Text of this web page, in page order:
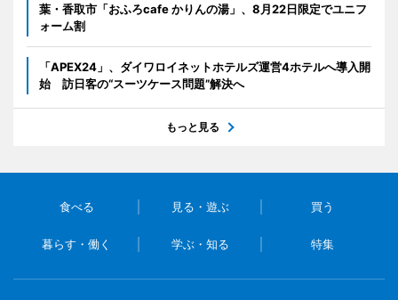
葉・香取市「おふろcafe かりんの湯」、8月22日限定でユニフ
ォーム割
「APEX24」、ダイワロイネットホテルズ運営4ホテルへ導入開
始 訪日客の“スーツケース問題”解決へ
もっと見る
食べる 見る・遊ぶ 買う
暮らす・働く 学ぶ・知る 特集